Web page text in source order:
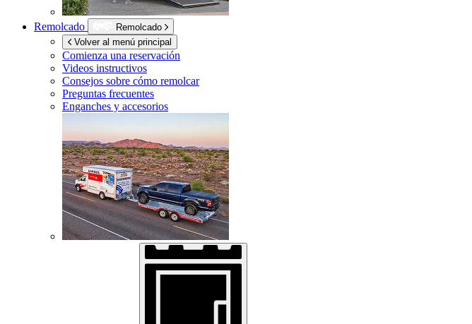
Remolcado
Remolcado
Volver al menú principal
Comienza una reservación
Videos instructivos
Consejos sobre cómo remolcar
Preguntas frecuentes
Enganches y accesorios